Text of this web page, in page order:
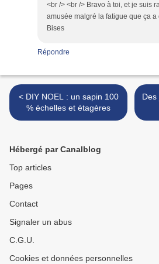
<br /> <br /> Bravo à toi, et je suis
amusée malgré la fatigue que ça a
Bises
Répondre
< DIY NOEL : un sapin 100
% échelles et étagères
Des
Hébergé par Canalblog
Top articles
Pages
Contact
Signaler un abus
C.G.U.
Cookies et données personnelles